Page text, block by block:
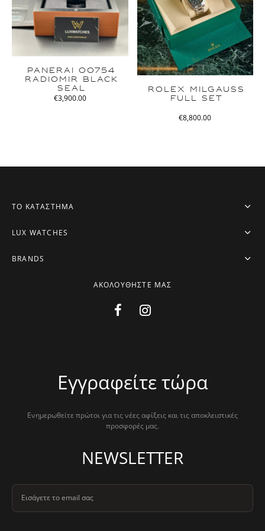
PANERAI 00754
RADIOMIR BLACK
SEAL
€3,900.00
ROLEX MILGAUSS
FULL SET
€8,800.00
ΤΟ ΚΑΤΑΣΤΗΜΑ
LUX WATCHES
BRANDS
ΑΚΟΛΟΥΘΗΣΤΕ ΜΑΣ
Εγγραφείτε τώρα
Ενημερωθείτε πρώτοι για τις νέες αφίξεις και τις αποκλειστικές
προσφορές μας.
NEWSLETTER
Εισάγετε το email σας